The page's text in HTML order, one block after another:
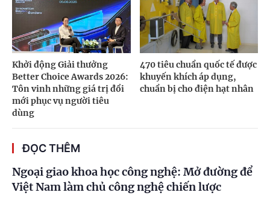
Khởi động Giải thưởng
Better Choice Awards 2026:
Tôn vinh những giá trị đổi
mới phục vụ người tiêu
dùng
470 tiêu chuẩn quốc tế được
khuyến khích áp dụng,
chuẩn bị cho điện hạt nhân
ĐỌC THÊM
Ngoại giao khoa học công nghệ: Mở đường để
Việt Nam làm chủ công nghệ chiến lược